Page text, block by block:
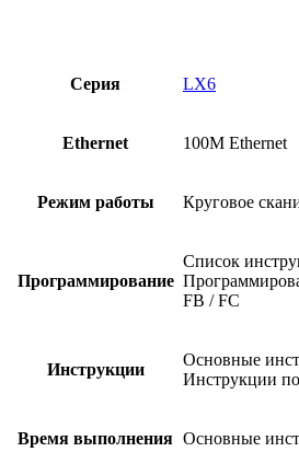
Серия LX6
Ethernet 100M Ethernet
Режим работы Круговое
Программирование
Список
FB / FC
Инструкции
Основные
Инструкции
Время выполнения Основные